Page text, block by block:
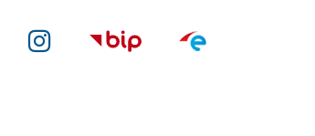
media
Instagram